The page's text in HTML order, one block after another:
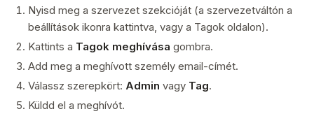
Nyisd meg a szervezet szekcióját (a szervezetváltón a
beállítások ikonra kattintva, vagy a Tagok oldalon).
Kattints a Tagok meghívása gombra.
Add meg a meghívott személy email-címét.
Válassz szerepkört: Admin vagy Tag.
Küldd el a meghívót.